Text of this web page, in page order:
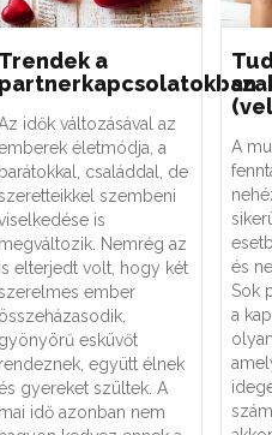
Trendek a
partnerkapcsolatokban
idők változásával az
életmódja, a
barátokkal, családdal, de
szembeni
is
megváltozik. Nemrég az
is elterjedt volt, hogy két
ember
összeházasodik,
gyönyörű esküvőt
rendeznek, együtt élnek
gyereket szültek. A
mai idő azonban nem
A
és
Sok
a